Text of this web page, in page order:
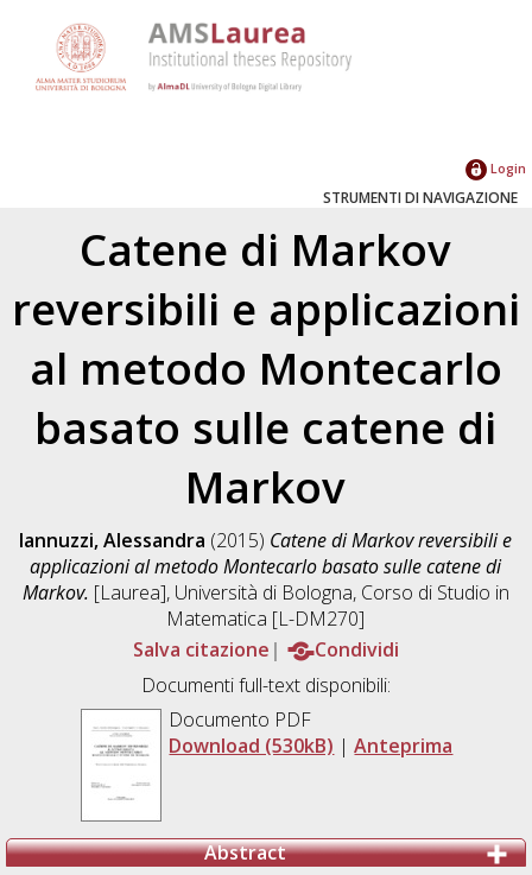
Login
STRUMENTI DI NAVIGAZIONE
Catene di Markov
reversibili e applicazioni
al metodo Montecarlo
basato sulle catene di
Markov
Iannuzzi, Alessandra (2015) Catene di Markov reversibili e
applicazioni al metodo Montecarlo basato sulle catene di
Markov. [Laurea], Università di Bologna, Corso di Studio in
Matematica [L-DM270]
Salva citazione
Condividi
Documenti full-text disponibili:
Documento PDF
Download (530kB) |Anteprima
Abstract